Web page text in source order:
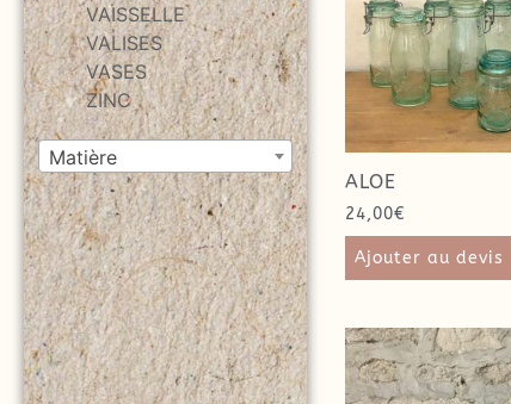
VAISSELLE
VALISES
VASES
ZINC
Matière
ALOE
24,00€
Ajouter au devis